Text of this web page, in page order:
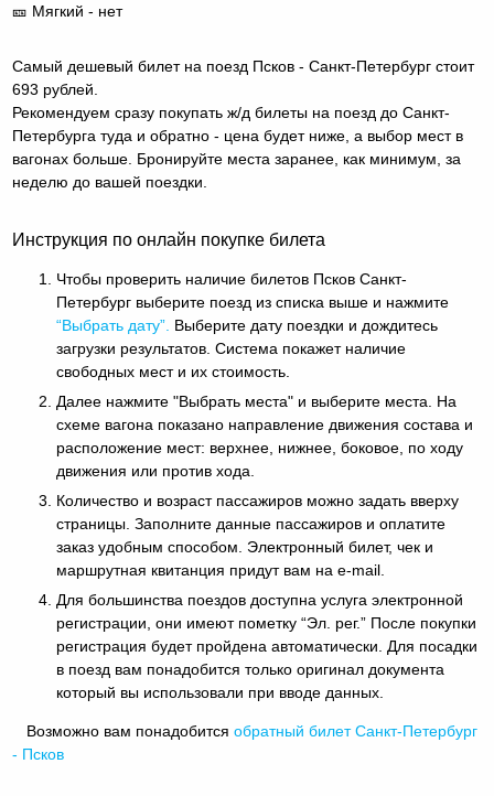
🎫 Мягкий - нет
Самый дешевый билет на поезд Псков - Санкт-Петербург стоит
693 рублей.
Рекомендуем сразу покупать ж/д билеты на поезд до Санкт-
Петербурга туда и обратно - цена будет ниже, а выбор мест в
вагонах больше. Бронируйте места заранее, как минимум, за
неделю до вашей поездки.
Инструкция по онлайн покупке билета
Чтобы проверить наличие билетов Псков Санкт-
Петербург выберите поезд из списка выше и нажмите
“Выбрать дату”. Выберите дату поездки и дождитесь
загрузки результатов. Система покажет наличие
свободных мест и их стоимость.
Далее нажмите "Выбрать места" и выберите места. На
схеме вагона показано направление движения состава и
расположение мест: верхнее, нижнее, боковое, по ходу
движения или против хода.
Количество и возраст пассажиров можно задать вверху
страницы. Заполните данные пассажиров и оплатите
заказ удобным способом. Электронный билет, чек и
маршрутная квитанция придут вам на e-mail.
Для большинства поездов доступна услуга электронной
регистрации, они имеют пометку “Эл. рег.” После покупки
регистрация будет пройдена автоматически. Для посадки
в поезд вам понадобится только оригинал документа
который вы использовали при вводе данных.
Возможно вам понадобитсяобратный билет Санкт-Петербург
- Псков